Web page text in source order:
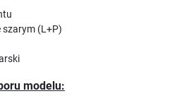
szarym (L+P)
modelu: